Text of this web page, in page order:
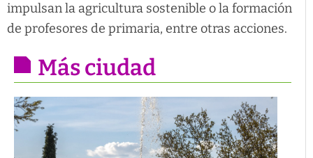
impulsan la agricultura sostenible o la formación
de profesores de primaria, entre otras acciones.
Más ciudad